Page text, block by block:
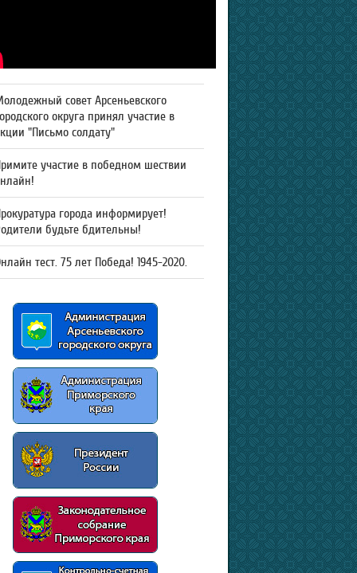
совет Арсеньевского
округа принял участие в
"Письмо солдату"
участие в победном шествии
города информирует!
будьте бдительны!
тест. 75 лет Победа! 1945-2020.